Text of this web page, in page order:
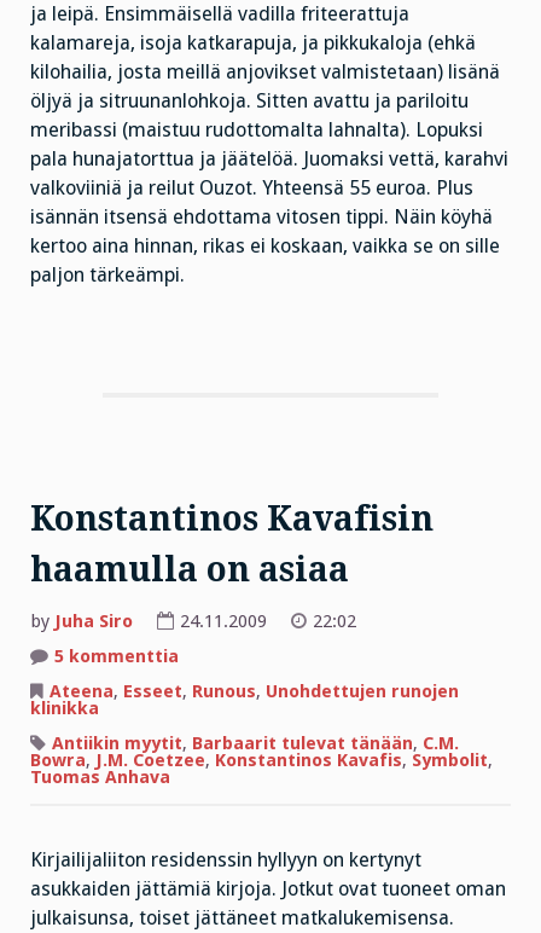
ja leipä. Ensimmäisellä vadilla friteerattuja
kalamareja, isoja katkarapuja, ja pikkukaloja (ehkä
kilohailia, josta meillä anjovikset valmistetaan) lisänä
öljyä ja sitruunanlohkoja. Sitten avattu ja pariloitu
meribassi (maistuu rudottomalta lahnalta). Lopuksi
pala hunajatorttua ja jäätelöä. Juomaksi vettä, karahvi
valkoviiniä ja reilut Ouzot. Yhteensä 55 euroa. Plus
isännän itsensä ehdottama vitosen tippi. Näin köyhä
kertoo aina hinnan, rikas ei koskaan, vaikka se on sille
paljon tärkeämpi.
Konstantinos Kavafisin
haamulla on asiaa
by Juha Siro 24.11.2009
22:02
5 kommenttia
Kavafisin
haamulla
asiaa
Ateena, Esseet, Runous, Unohdettujen runojen
klinikka
Antiikin myytit, Barbaarit tulevat tänään, C.M.
Bowra, J.M. Coetzee, Konstantinos Kavafis, Symbolit,
Tuomas Anhava
Kirjailijaliiton residenssin hyllyyn on kertynyt
asukkaiden jättämiä kirjoja. Jotkut ovat tuoneet oman
julkaisunsa, toiset jättäneet matkalukemisensa.